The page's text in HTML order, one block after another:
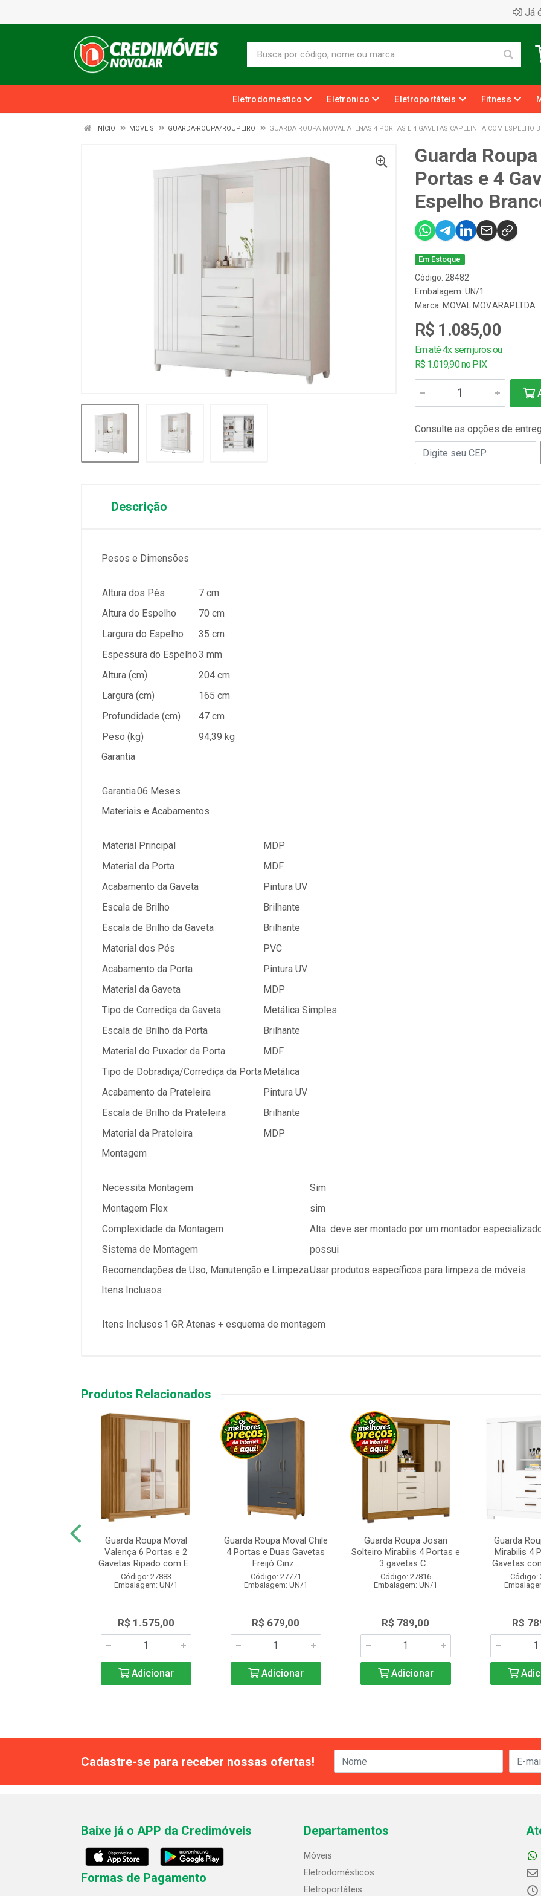
Já
Eletrodomestico Eletronico Eletroportáteis Fitness
INÍCIO MOVEIS GUARDA-ROUPA/ROUPEIRO GUARDA ROUPA MOVAL ATENAS 4 PORTAS E 4 GAVETAS CAPELINHA COM ESPELHO
Guarda
Portas e 4
Espelho
Em Estoque
Código: 28482
Embalagem: UN/1
Marca: MOVAL MOV.ARAP.LTDA
R$ 1.085,00
Em até 4x sem juros ou
R$ 1.019,90 no PIX
Consulte as opções de
Descrição
Pesos e Dimensões
Altura dos Pés
7 cm
Altura do Espelho
70 cm
Largura do Espelho
35 cm
Espessura do Espelho3 mm
Altura (cm)
204 cm
Largura (cm)
165 cm
Profundidade (cm)
47 cm
Peso (kg)
94,39 kg
Garantia
Garantia06 Meses
Materiais e Acabamentos
Material Principal
MDP
Material da Porta
MDF
Acabamento da Gaveta
Pintura UV
Escala de Brilho
Brilhante
Escala de Brilho da Gaveta
Brilhante
Material dos Pés
PVC
Acabamento da Porta
Pintura UV
Material da Gaveta
MDP
Tipo de Corrediça da Gaveta
Metálica Simples
Escala de Brilho da Porta
Brilhante
Material do Puxador da Porta
MDF
Tipo de Dobradiça/Corrediça da PortaMetálica
Acabamento da Prateleira
Pintura UV
Escala de Brilho da Prateleira
Brilhante
Material da Prateleira
MDP
Montagem
Necessita Montagem
Sim
Montagem Flex
sim
Complexidade da Montagem
Alta: deve ser montado por um montador
Sistema de Montagem
possui
Recomendações de Uso, Manutenção e LimpezaUsar produtos específicos para limpeza de móveis
Itens Inclusos
Itens Inclusos 1 GR Atenas + esquema de montagem
Produtos Relacionados
Guarda Roupa Moval
Valença 6 Portas e 2
Gavetas Ripado com E...
Código: 27883
Embalagem: UN/1
R$ 1.575,00
Adicionar
Guarda Roupa Moval Chile
4 Portas e Duas Gavetas
Freijó Cinz...
Código: 27771
Embalagem: UN/1
R$ 679,00
Adicionar
Guarda Roupa Josan
Solteiro Mirabilis 4 Portas e
3 gavetas C...
Código: 27816
Embalagem: UN/1
R$ 789,00
Adicionar
Guarda
Mirabilis 4
Gavetas
Código:
R$
Cadastre-se para receber nossas ofertas!
Baixe já o APP da Credimóveis
Formas de Pagamento
Departamentos
Móveis
Eletrodomésticos
Eletroportáteis